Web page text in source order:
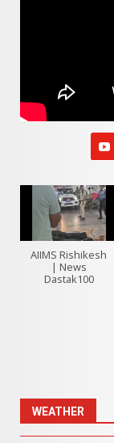
AIIMS Rishikesh
| News
Dastak100
WEATHER